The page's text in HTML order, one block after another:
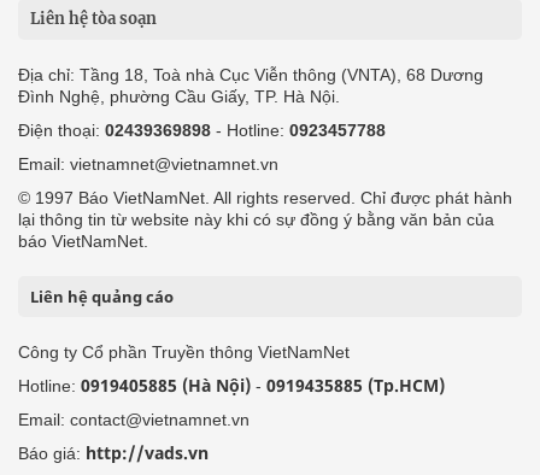
Liên hệ tòa soạn
Địa chỉ: Tầng 18, Toà nhà Cục Viễn thông (VNTA), 68 Dương
Đình Nghệ, phường Cầu Giấy, TP. Hà Nội.
Điện thoại: 02439369898 - Hotline: 0923457788
Email: vietnamnet@vietnamnet.vn
© 1997 Báo VietNamNet. All rights reserved. Chỉ được phát hành
lại thông tin từ website này khi có sự đồng ý bằng văn bản của
báo VietNamNet.
Liên hệ quảng cáo
Công ty Cổ phần Truyền thông VietNamNet
Hotline: 0919405885 (Hà Nội) - 0919435885 (Tp.HCM)
Email: contact@vietnamnet.vn
Báo giá: http://vads.vn